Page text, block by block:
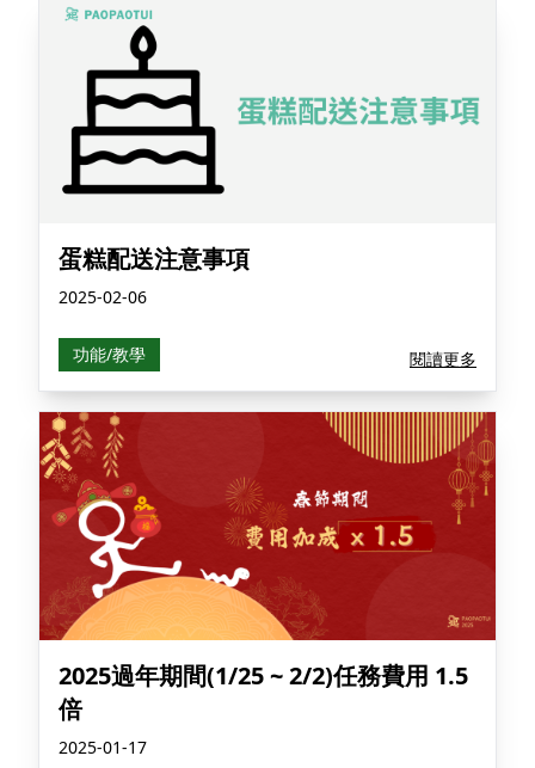
蛋糕配送注意事項
2025-02-06
功能/教學 閱讀更多
2025過年期間(1/25 ~ 2/2)任務費用 1.5
倍
2025-01-17